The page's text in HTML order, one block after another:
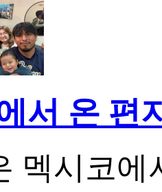
서 온 편
멕시코